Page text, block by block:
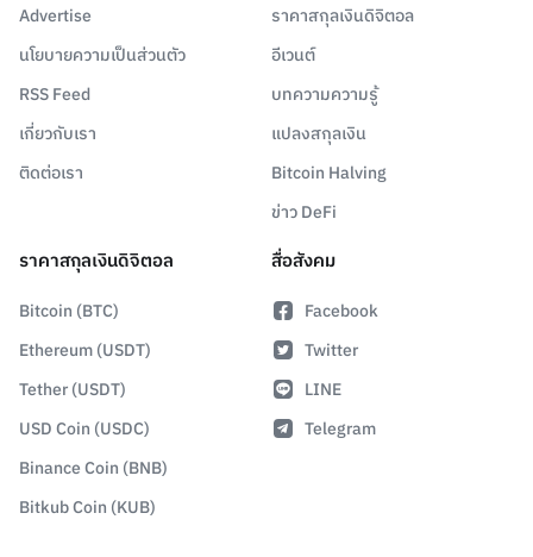
Advertise
นโยบายความเป็นส่วนตัว
RSS Feed
เกี่ยวกับเรา
ติดต่อเรา
ราคาสกุลเงินดิจิตอล
อีเวนต์
บทความความรู้
แปลงสกุลเงิน
Bitcoin Halving
ข่าว DeFi
ราคาสกุลเงินดิจิตอล
Bitcoin (BTC)
Ethereum (USDT)
Tether (USDT)
USD Coin (USDC)
Binance Coin (BNB)
Bitkub Coin (KUB)
สื่อสังคม
Facebook
Twitter
LINE
Telegram